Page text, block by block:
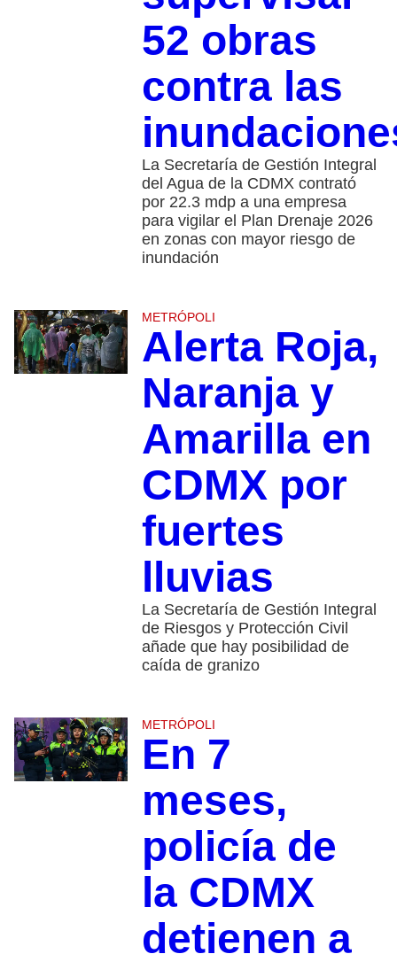
52 obras
contra las
La Secretaría de Gestión Integral
del Agua de la CDMX contrató
por 22.3 mdp a una empresa
para vigilar el Plan Drenaje 2026
en zonas con mayor riesgo de
inundación
METRÓPOLI
Alerta Roja,
Naranja y
Amarilla en
CDMX por
fuertes
lluvias
La Secretaría de Gestión Integral
de Riesgos y Protección Civil
añade que hay posibilidad de
caída de granizo
METRÓPOLI
En 7
meses,
policía de
la CDMX
detienen a